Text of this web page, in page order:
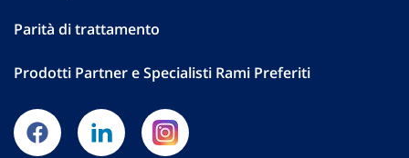
Parità di trattamento
Prodotti Partner e Specialisti Rami Preferiti